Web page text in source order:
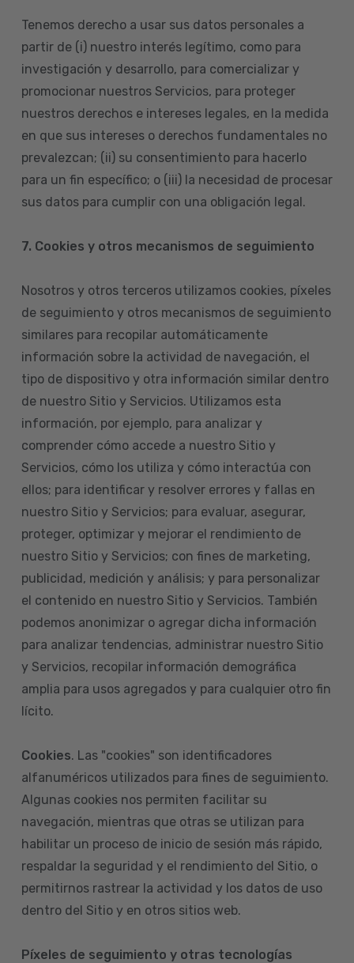
Tenemos derecho a usar sus datos personales a
partir de (i) nuestro interés legítimo, como para
investigación y desarrollo, para comercializar y
promocionar nuestros Servicios, para proteger
nuestros derechos e intereses legales, en la medida
en que sus intereses o derechos fundamentales no
prevalezcan; (ii) su consentimiento para hacerlo
para un fin específico; o (iii) la necesidad de procesar
sus datos para cumplir con una obligación legal.
7. Cookies y otros mecanismos de seguimiento
Nosotros y otros terceros utilizamos cookies, píxeles
de seguimiento y otros mecanismos de seguimiento
similares para recopilar automáticamente
información sobre la actividad de navegación, el
tipo de dispositivo y otra información similar dentro
de nuestro Sitio y Servicios. Utilizamos esta
información, por ejemplo, para analizar y
comprender cómo accede a nuestro Sitio y
Servicios, cómo los utiliza y cómo interactúa con
ellos; para identificar y resolver errores y fallas en
nuestro Sitio y Servicios; para evaluar, asegurar,
proteger, optimizar y mejorar el rendimiento de
nuestro Sitio y Servicios; con fines de marketing,
publicidad, medición y análisis; y para personalizar
el contenido en nuestro Sitio y Servicios. También
podemos anonimizar o agregar dicha información
para analizar tendencias, administrar nuestro Sitio
y Servicios, recopilar información demográfica
amplia para usos agregados y para cualquier otro fin
lícito.
Cookies. Las "cookies" son identificadores
alfanuméricos utilizados para fines de seguimiento.
Algunas cookies nos permiten facilitar su
navegación, mientras que otras se utilizan para
habilitar un proceso de inicio de sesión más rápido,
respaldar la seguridad y el rendimiento del Sitio, o
permitirnos rastrear la actividad y los datos de uso
dentro del Sitio y en otros sitios web.
Píxeles de seguimiento y otras tecnologías